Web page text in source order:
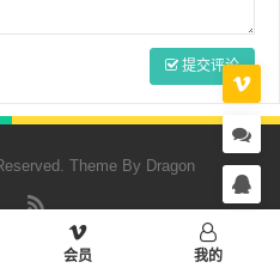
提交评论
Theme By Dragon
会员 我的